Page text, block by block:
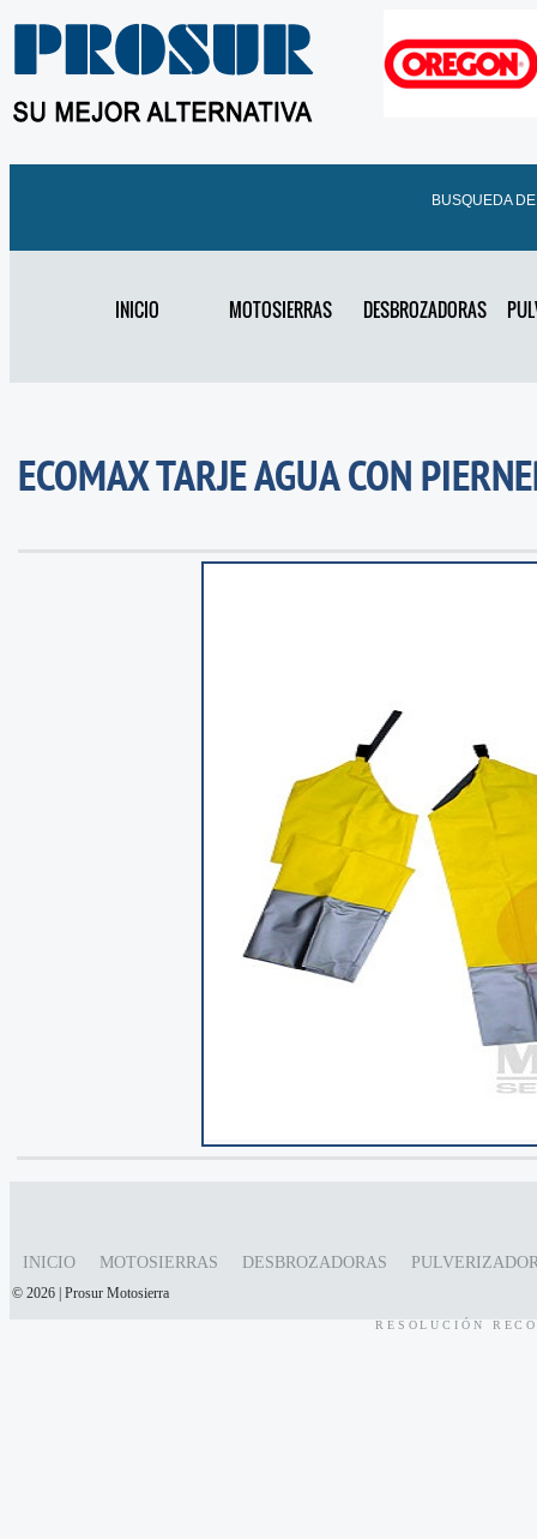
BUSQUEDA
INICIO MOTOSIERRAS DESBROZADORAS
ECOMAX TARJE AGUA CON
INICIO MOTOSIERRAS DESBROZADORAS
© 2026 | Prosur Motosierra
RESOLUCIÓN